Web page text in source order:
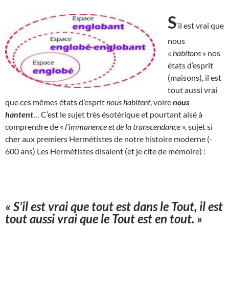
S‘il est vrai que
nous
« habitons » nos
états d’esprit
(maisons), il est
tout aussi vrai
que ces mêmes états d’espritnous habitent, voirenous
hantent … C’est le sujet très ésotérique et pourtant aisé à
comprendre de « l’immanence et de la transcendance », sujet si
cher aux premiers Hermétistes de notre histoire moderne (-
600 ans) Les Hermétistes disaient (et je cite de mémoire) :
« S’il est vrai que tout est dans le Tout, il est
tout aussi vrai que le Tout est en tout. »